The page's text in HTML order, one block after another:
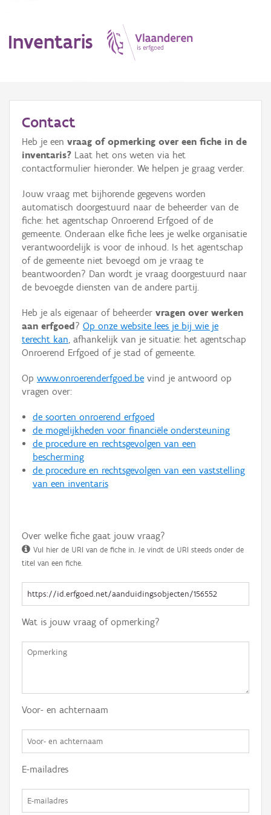
Inventaris
Erfgoedobject
Aanduidingsobject
Waarneming
Thema
Gebeurtenis
Persoon of collectief
Hergebruik
Aanmelden
Contact
Heb je een vraag of opmerking over een fiche in de
inventaris? Laat het ons weten via het
contactformulier hieronder. We helpen je graag verder.
Jouw vraag met bijhorende gegevens worden
automatisch doorgestuurd naar de beheerder van de
fiche: het agentschap Onroerend Erfgoed of de
gemeente. Onderaan elke fiche lees je welke organisatie
verantwoordelijk is voor de inhoud. Is het agentschap
of de gemeente niet bevoegd om je vraag te
beantwoorden? Dan wordt je vraag doorgestuurd naar
de bevoegde diensten van de andere partij.
Heb je als eigenaar of beheerder vragen over werken
aan erfgoed ? Op onze website lees je bij wie je
terecht kan, afhankelijk van je situatie: het agentschap
Onroerend Erfgoed of je stad of gemeente.
Op www.onroerenderfgoed.be vind je antwoord op
vragen over:
de soorten onroerend erfgoed
de mogelijkheden voor financiële ondersteuning
de procedure en rechtsgevolgen van een
bescherming
de procedure en rechtsgevolgen van een vaststelling
van een inventaris
Over welke fiche gaat jouw vraag?
Vul hier de URI van de fiche in. Je vindt de URI steeds onder de
titel van een fiche.
Wat is jouw vraag of opmerking?
Voor- en achternaam
E-mailadres